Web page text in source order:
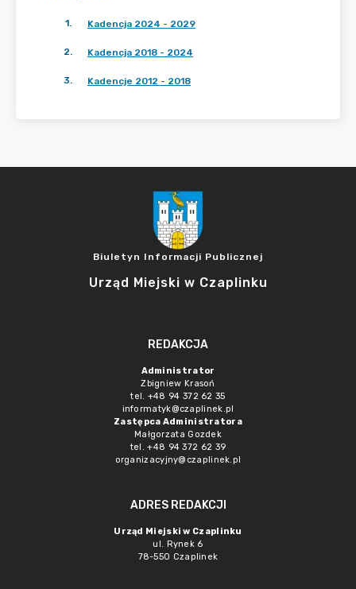
1. Kadencja 2024 - 2029
2. Kadencja 2018 - 2024
3. Kadencje 2012 - 2018
Biuletyn Informacji Publicznej
Urząd Miejski w Czaplinku
REDAKCJA
Administrator
Zbigniew Krasoń
tel. +48 94 372 62 35
informatyk@czaplinek.pl
Zastępca Administratora
Małgorzata Gozdek
tel. +48 94 372 62 39
organizacyjny@czaplinek.pl
ADRES REDAKCJI
Urząd Miejski w Czaplinku
ul. Rynek 6
78-550 Czaplinek